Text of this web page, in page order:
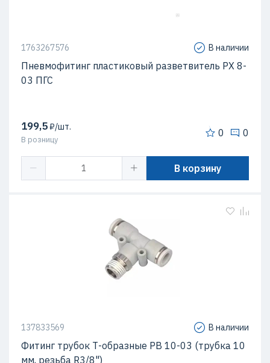
1763267576 В наличии
Пневмофитинг пластиковый разветвитель PX 8-
03 ПГС
199,5₽/шт.
В розницу
0 0
В корзину
137833569 В наличии
Фитинг трубок Т-образные PB 10-03 (трубка 10
мм, резьба R3/8")